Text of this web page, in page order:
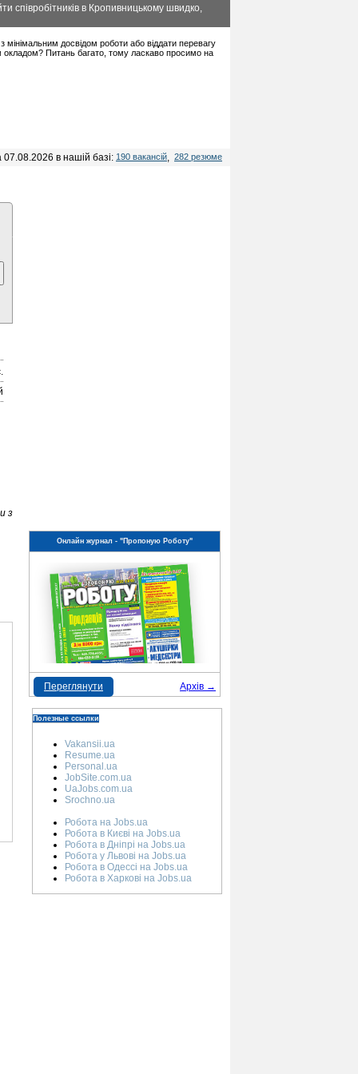
співробітників в Кропивницькому швидко,
з мінімальним досвідом роботи або віддати перевагу
окладом? Питань багато, тому ласкаво просимо на
07.08.2026 в нашій базі: 190 вакансій, 282 резюме
з
Онлайн журнал - "Пропоную Роботу"
Архів →
Переглянути
Полезные ссылки
Vakansii.ua
Resume.ua
Personal.ua
JobSite.com.ua
UaJobs.com.ua
Srochno.ua
Робота на Jobs.ua
Робота в Києві на Jobs.ua
Робота в Дніпрі на Jobs.ua
Робота у Львові на Jobs.ua
Робота в Одессі на Jobs.ua
Робота в Харкові на Jobs.ua